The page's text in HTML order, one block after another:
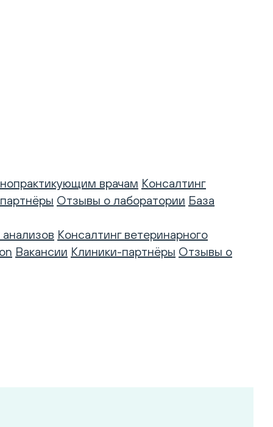
врачам Консалтинг
Отзывы о лаборатории База
Консалтинг ветеринарного
Вакансии Клиники-партнёры Отзывы о